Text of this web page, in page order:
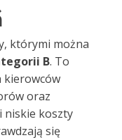
którymi można
B. To
kierowców
oraz
niskie koszty
się